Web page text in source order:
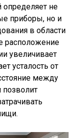
определяет не
приборы, но и
в области
расположение
увеличивает
усталость от
между